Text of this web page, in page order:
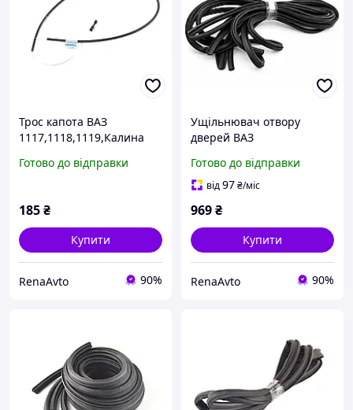
Трос капота ВАЗ
1117,1118,1119,Калина
Готово до відправки
185₴
Купити
RenaAvto 90%
Ущільнювач отвору
дверей ВАЗ
2106,2107 (к-т 4 шт.)
Готово до відправки
від97₴/міс
969₴
Купити
RenaAvto 90%